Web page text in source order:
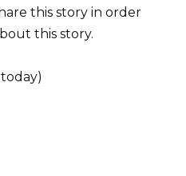
this story in order
this story.
today)